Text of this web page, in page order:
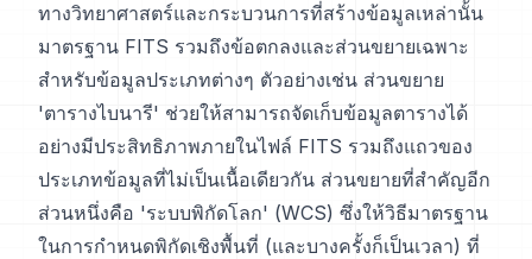
ทางวิทยาศาสตร์และกระบวนการที่สร้างข้อมูลเหล่านั้น
มาตรฐาน FITS รวมถึงข้อตกลงและส่วนขยายเฉพาะ
สำหรับข้อมูลประเภทต่างๆ ตัวอย่างเช่น ส่วนขยาย
'ตารางไบนารี' ช่วยให้สามารถจัดเก็บข้อมูลตารางได้
อย่างมีประสิทธิภาพภายในไฟล์ FITS รวมถึงแถวของ
ประเภทข้อมูลที่ไม่เป็นเนื้อเดียวกัน ส่วนขยายที่สำคัญอีก
ส่วนหนึ่งคือ 'ระบบพิกัดโลก' (WCS) ซึ่งให้วิธีมาตรฐาน
ในการกำหนดพิกัดเชิงพื้นที่ (และบางครั้งก็เป็นเวลา) ที่